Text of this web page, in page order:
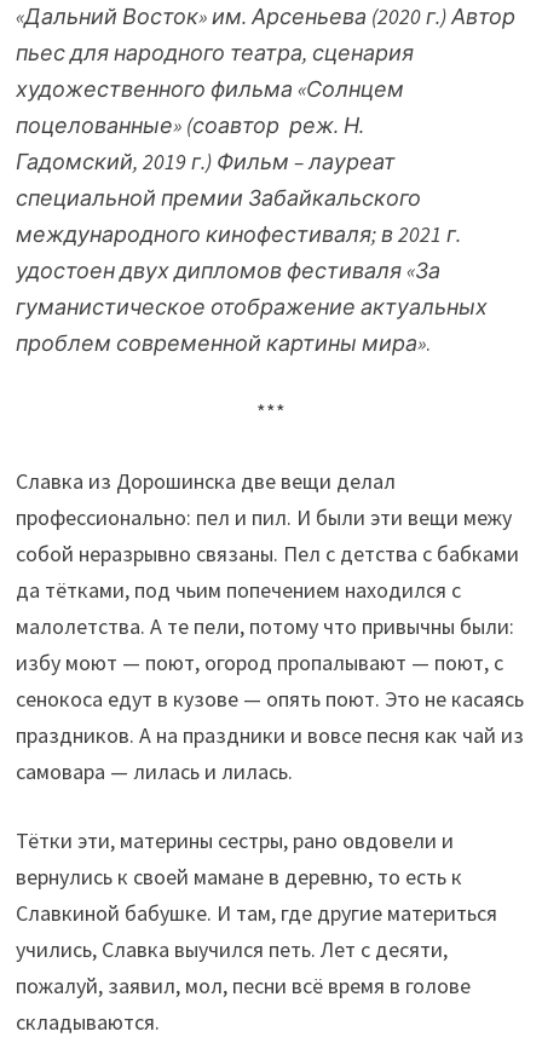
«Дальний Восток» им. Арсеньева (2020 г.) Автор
пьес для народного театра, сценария
художественного фильма «Солнцем
поцелованные» (соавтор реж. Н.
Гадомский, 2019 г.) Фильм – лауреат
специальной премии Забайкальского
международного кинофестиваля; в 2021 г.
удостоен двух дипломов фестиваля «За
гуманистическое отображение актуальных
проблем современной картины мира».
***
Славка из Дорошинска две вещи делал
профессионально: пел и пил. И были эти вещи межу
собой неразрывно связаны. Пел с детства с бабками
да тётками, под чьим попечением находился с
малолетства. А те пели, потому что привычны были:
избу моют — поют, огород пропалывают — поют, с
сенокоса едут в кузове — опять поют. Это не касаясь
праздников. А на праздники и вовсе песня как чай из
самовара — лилась и лилась.
Тётки эти, материны сестры, рано овдовели и
вернулись к своей мамане в деревню, то есть к
Славкиной бабушке. И там, где другие материться
учились, Славка выучился петь. Лет с десяти,
пожалуй, заявил, мол, песни всё время в голове
складываются.